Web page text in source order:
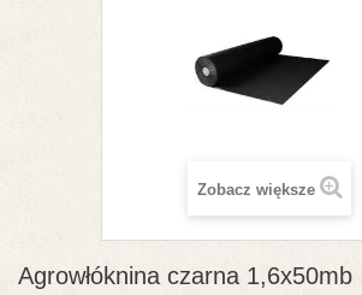
Zobacz większe
Agrowłóknina czarna 1,6x50mb